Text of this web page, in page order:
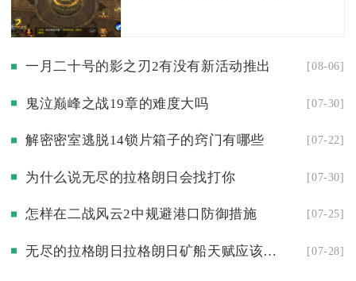
一月二十号的影之刃2有没有新活动推出 [08-06]
鬼泣巅峰之战19章的难度大吗 [07-30]
解密密室逃脱14锁片箱子的窍门有哪些 [07-22]
为什么说无尽的拉格朗日会找打你 [07-30]
怎样在二战风云2中规避港口防御措施 [07-25]
无尽的拉格朗日拉格朗日矿船天赋应该怎么加点才更合理 [07-28]